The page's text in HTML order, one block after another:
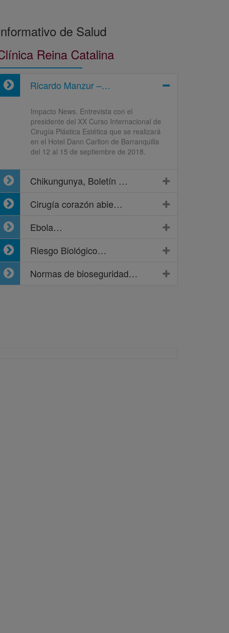
de Salud
Reina Catalina
Ricardo Manzur –…
Impacto News. Entrevista con el
presidente del XX Curso Internacional de
Cirugía Plástica Estética que se realizará
en el Hotel Dann Carlton de Barranquilla
del 12 al 15 de septiembre de 2018.
Chikungunya, Boletín …
Cirugía corazón abie…
Ebola…
Riesgo Biológico…
Normas de bioseguridad…